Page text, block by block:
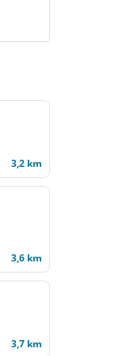
3,2 km
3,6 km
3,7 km